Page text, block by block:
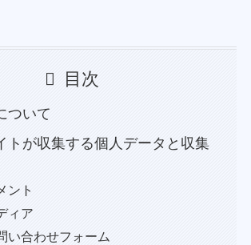
目次
ついて
トが収集する個人データと収集
ント
ィア
い合わせフォーム